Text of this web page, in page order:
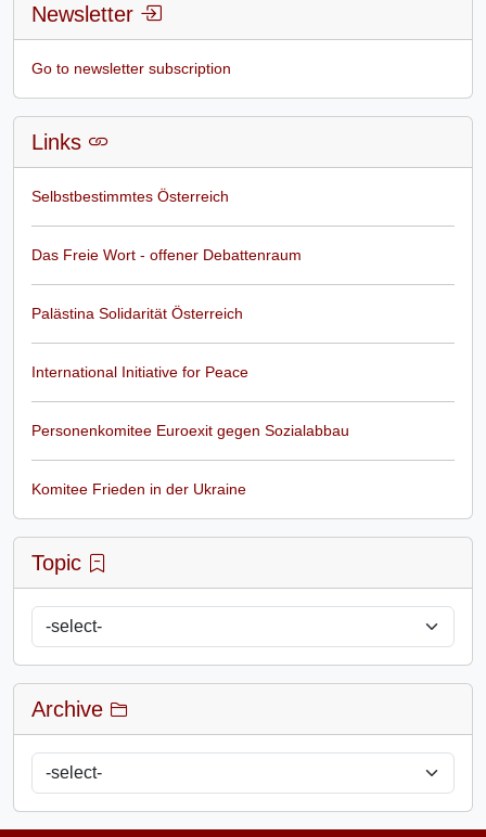
Newsletter
Go to newsletter subscription
Links
Selbstbestimmtes Österreich
Das Freie Wort - offener Debattenraum
Palästina Solidarität Österreich
International Initiative for Peace
Personenkomitee Euroexit gegen Sozialabbau
Komitee Frieden in der Ukraine
Topic
Archive